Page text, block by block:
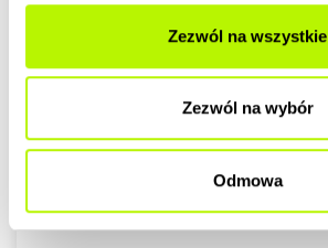
Zezwól na wszystkie
Zezwól na wybór
Odmowa